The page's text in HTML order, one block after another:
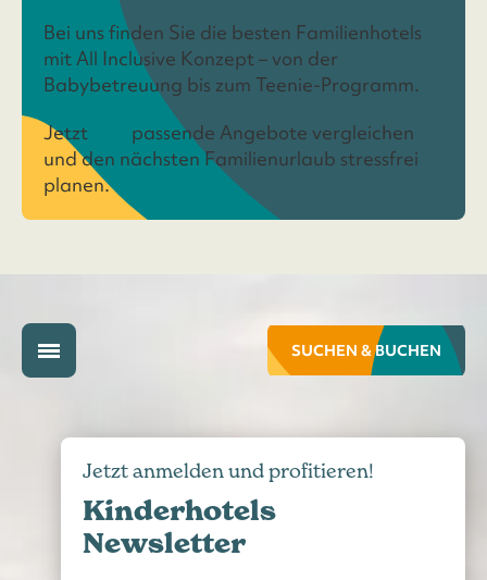
Bei uns finden Sie die besten Familienhotels
mit All Inclusive Konzept – von der
Babybetreuung bis zum Teenie-Programm.
Jetzt
passende Angebote vergleichen
und den nächsten Familienurlaub stressfrei
planen.
SUCHEN & BUCHEN
Jetzt anmelden und profitieren!
Kinderhotels
Newsletter